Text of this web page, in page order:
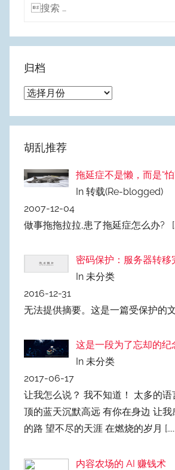
搜
归档
归
胡乱推荐
拖延症不是懒，而是“怕
In 转载(Re-blogged)
2007-12-04
做事拖拖拉拉,患了拖延症怎么办?
密码保护：服务器转移
In 未分类
2016-12-31
无法提供摘要。这是一篇受保护的文
这是一段为了忘却的纪
In 未分类
2017-06-17
让我怎么说？ 我不知道！ 太多的
顶的蓝天沉默高远 有你在身边 让
的路 望不尽的天涯 在燃烧的岁月
内容农场的 AI 赚钱术